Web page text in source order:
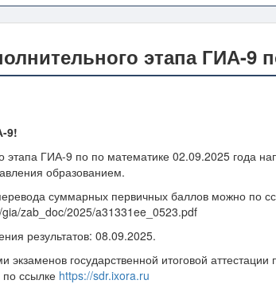
этапа ГИА-9
9!
этапа ГИА-9 по по математике 02.09.2025 года
образованием.
суммарных первичных баллов можно по
zab_doc/2025/a31331ee_0523.pdf
результатов: 08.09.2025.
экзаменов государственной итоговой
ссылке https://sdr.ixora.ru